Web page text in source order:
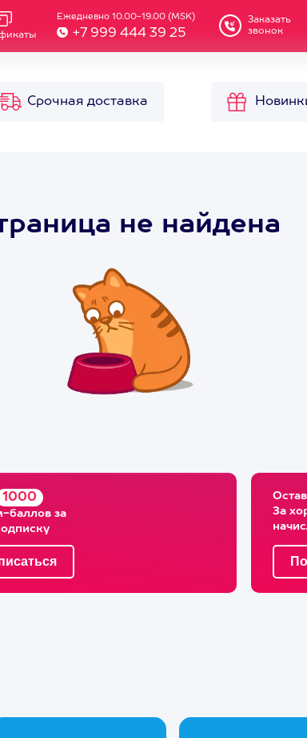
Ежедневно 10.00-19.00 (MSK)
+7 999 444 39 25
Заказать
звонок
Срочная доставка
не найдена
1000
баллов за
За